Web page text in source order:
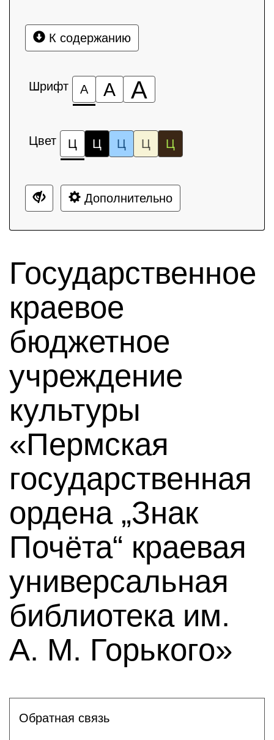
К содержанию
Шрифт А А А
Цвет Ц Ц Ц Ц Ц
Дополнительно
Государственное
краевое
бюджетное
учреждение
культуры
«Пермская
государственная
ордена „Знак
Почёта“ краевая
универсальная
библиотека им.
А. М. Горького»
Обратная связь